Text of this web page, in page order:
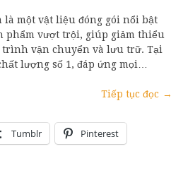
là một vật liệu đóng gói nổi bật
phẩm vượt trội, giúp giảm thiểu
vận chuyển và lưu trữ. Tại
lượng số 1, đáp ứng mọi…
Tiếp tục đọc →
Tumblr Pinterest